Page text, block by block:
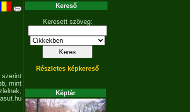
szerint
mint
Kereső
Keresett szöveg:
Részletes képkereső
Képtár